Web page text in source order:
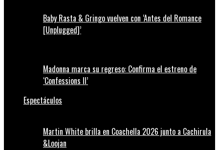
Baby Rasta & Gringo vuelven con ‘Antes del Romance
[Unplugged]’
Madonna marca su regreso: Confirma el estreno de
‘Confessions II’
Espectáculos
Martin White brilla en Coachella 2026 junto a Cachirula
&Loojan